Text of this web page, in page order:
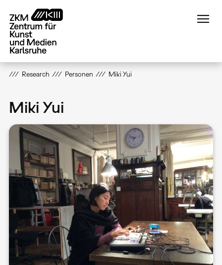
zum
Inhalt
Research Personen Miki Yui
Miki Yui